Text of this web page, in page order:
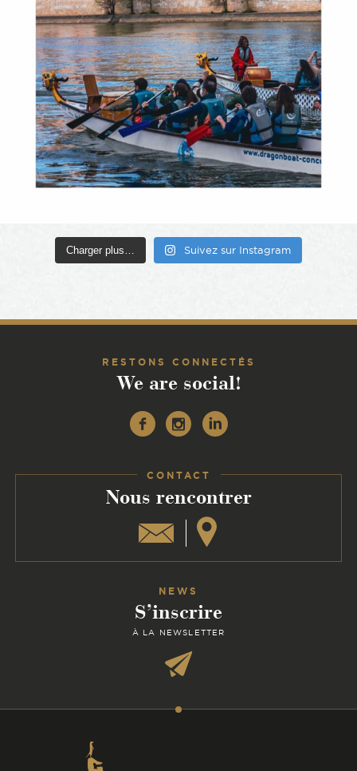
Charger plus… Suivez sur Instagram
RESTONS CONNECTÉS
We are social!
CONTACT
Nous rencontrer
NEWS
S’inscrire
À LA NEWSLETTER
Coordonnées